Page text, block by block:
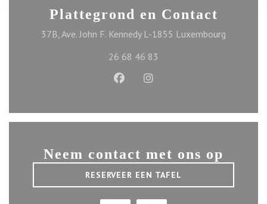
Plattegrond en Contact
37B, Ave. John F. Kennedy L-1855 Luxembourg
26 68 46 83
Facebook ((opent in een nieuw
Instagram ((opent in een
Neem contact met ons op
RESERVEER EEN TAFEL